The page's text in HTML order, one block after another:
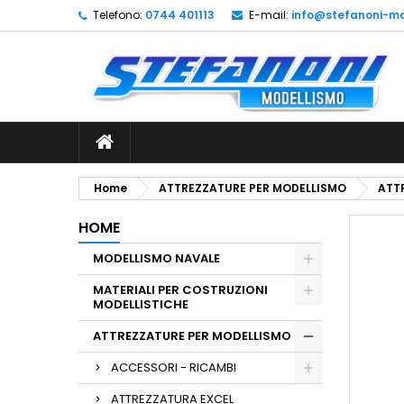
Telefono: 0744 401113 E-mail: info@stefanoni-
Home ATTREZZATURE PER MODELLISMO
HOME
MODELLISMO NAVALE
MATERIALI PER COSTRUZIONI
MODELLISTICHE
ATTREZZATURE PER MODELLISMO
ACCESSORI - RICAMBI
ATTREZZATURA EXCEL